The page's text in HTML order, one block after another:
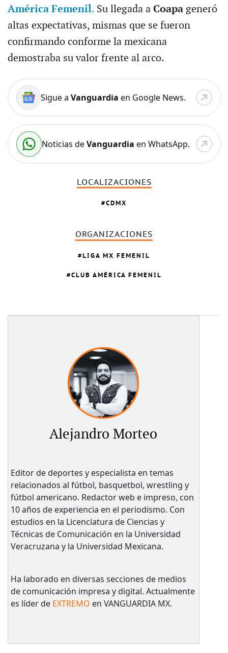
América Femenil.Su llegada a Coapa generó
altas expectativas, mismas que se fueron
confirmando conforme la mexicana
demostraba su valor frente al arco.
Sigue a Vanguardia en Google News.
Noticias deVanguardia en WhatsApp.
LOCALIZACIONES
CDMX
ORGANIZACIONES
LIGA MX FEMENIL
CLUB AMÉRICA FEMENIL
Alejandro Morteo
Editor de deportes y especialista en temas
relacionados al fútbol, basquetbol, wrestling y
fútbol americano. Redactor web e impreso, con
10 años de experiencia en el periodismo. Con
estudios en la Licenciatura de Ciencias y
Técnicas de Comunicación en la Universidad
Veracruzana y la Universidad Mexicana.
Ha laborado en diversas secciones de medios
de comunicación impresa y digital. Actualmente
es líder de EXTREMO en VANGUARDIA MX.